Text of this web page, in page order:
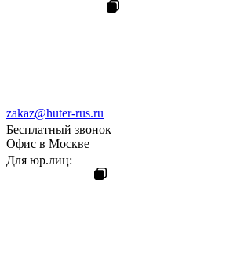
zakaz@huter-rus.ru
Бесплатный звонок
Офис в Москве
Для юр.лиц: